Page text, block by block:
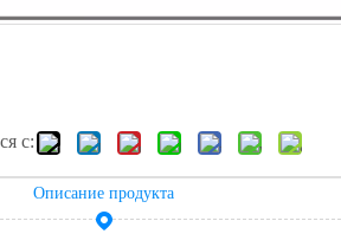
с:
Описание продукта